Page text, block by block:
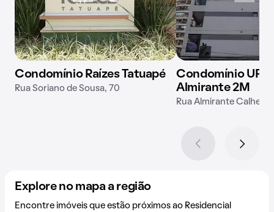
Condomínio Raízes Tatuapé
Rua Soriano de Sousa, 70
Condomínio UP
Almirante 2M
Rua Almirante
Explore no mapa a região
Encontre imóveis que estão próximos ao Residencial